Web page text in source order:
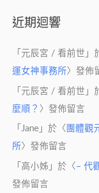
近期迴響
「 元辰宮 / 看前世 」
運女神事務所〉發佈
「 元辰宮 / 看前世 」
麼順？ 〉發佈留言
「 Jane 」於〈 團體觀
所〉發佈留言
「 高小姊 」於〈 – 代
發佈留言